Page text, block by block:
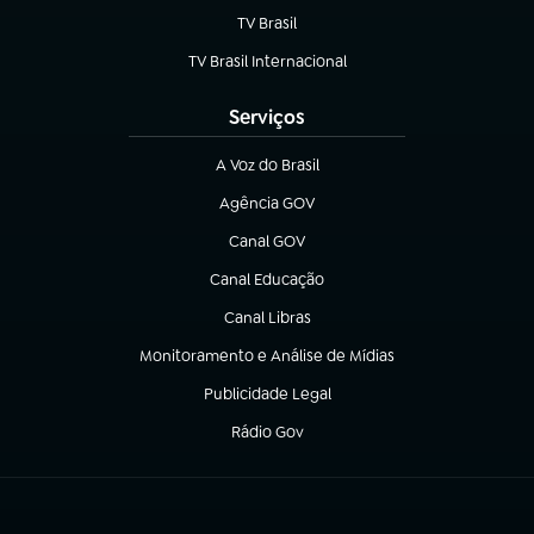
TV Brasil
(abre em nova aba)
TV Brasil Internacional
(abre em nova aba)
Serviços
A Voz do Brasil
(abre em nova aba)
Agência GOV
(abre em nova aba)
Canal GOV
(abre em nova aba)
Canal Educação
(abre em nova aba)
Canal Libras
(abre em nova aba)
Monitoramento e Análise de Mídias
(abre em nova aba)
Publicidade Legal
(abre em nova aba)
Rádio Gov
(abre em nova aba)